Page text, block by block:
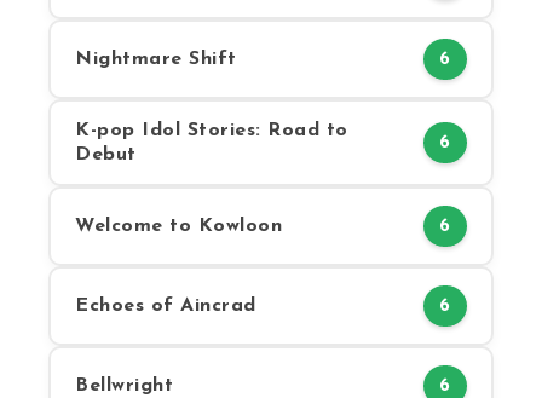
Nightmare Shift 6
K-pop Idol Stories: Road to
Debut
6
Welcome to Kowloon 6
Echoes of Aincrad 6
Bellwright 6